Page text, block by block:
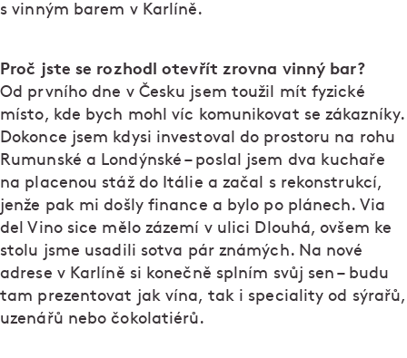
s vinným barem v Karlíně.
Proč jste se rozhodl otevřít zrovna vinný bar?
Od prvního dne v Česku jsem toužil mít fyzické
místo, kde bych mohl víc komunikovat se zákazníky.
Dokonce jsem kdysi investoval do prostoru na rohu
Rumunské a Londýnské – poslal jsem dva kuchaře
na placenou stáž do Itálie a začal s rekonstrukcí,
jenže pak mi došly finance a bylo po plánech. Via
del Vino sice mělo zázemí v ulici Dlouhá, ovšem ke
stolu jsme usadili sotva pár známých. Na nové
adrese v Karlíně si konečně splním svůj sen – budu
tam prezentovat jak vína, tak i speciality od sýrařů,
uzenářů nebo čokolatiérů.